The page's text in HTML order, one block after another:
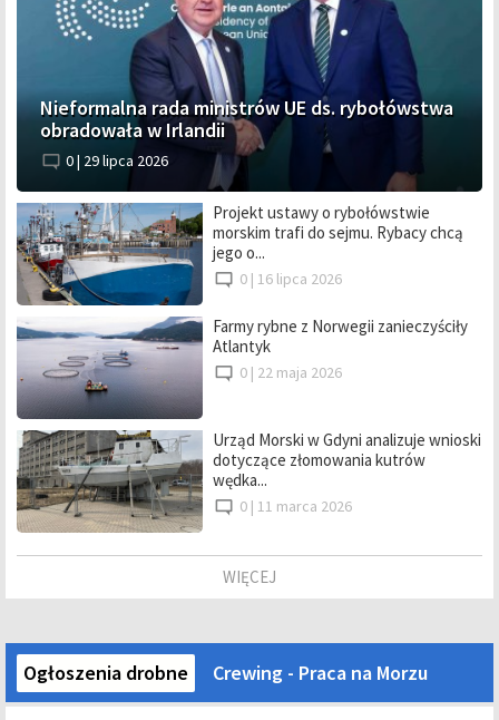
Nieformalna rada ministrów UE ds. rybołówstwa
obradowała w Irlandii
0 | 29 lipca 2026
Projekt ustawy o rybołówstwie
morskim trafi do sejmu. Rybacy chcą
jego o...
0 | 16 lipca 2026
Farmy rybne z Norwegii zanieczyściły
Atlantyk
0 | 22 maja 2026
Urząd Morski w Gdyni analizuje wnioski
dotyczące złomowania kutrów
wędka...
0 | 11 marca 2026
WIĘCEJ
Ogłoszenia drobne Crewing - Praca na Morzu